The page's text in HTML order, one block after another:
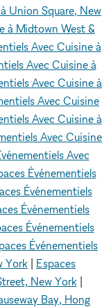
Union Square, New
à Midtown West &
Avec Cuisine à
Avec Cuisine à
Avec Cuisine à
Avec Cuisine
Avec Cuisine à
Avec Cuisine
Avec
Événementiels
Événementiels
Événementiels
Événementiels
Événementiels
York
Espaces
New York|
Bay, Hong